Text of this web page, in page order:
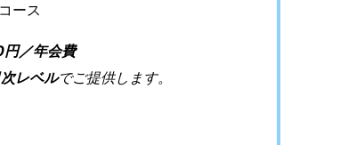
ース
／年会費
レベルでご提供します。